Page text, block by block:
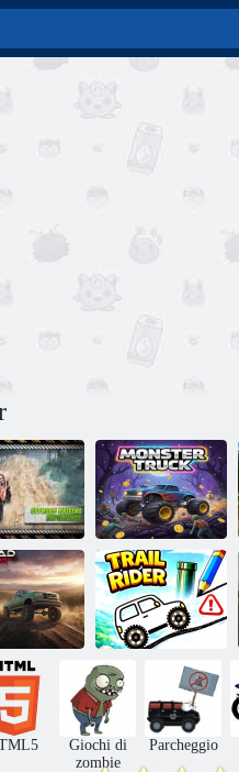
di
Prado di
Crazy
Ofroad
Mostro camion
Trail Rider
Giochi di
zombie
Parcheggio